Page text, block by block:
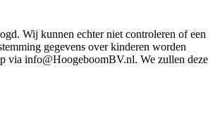
Wij kunnen echter niet controleren of een
gegevens over kinderen worden
via info@HoogeboomBV.nl. We zullen deze